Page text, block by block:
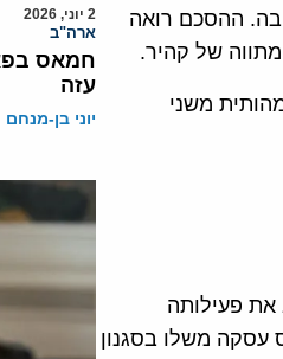
ההסכם רואה
של קהיר.
משני
פעילותה
עסקה משלו בסגנון
2 יוני, 2026
ארה"ב
חמאס
עזה
יוני בן-מנחם